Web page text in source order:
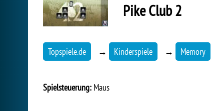
Pike Club 2
Topspiele.de → Kinderspiele → Memory
Spielsteuerung: Maus